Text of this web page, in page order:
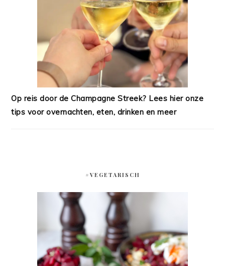
Op reis door de Champagne Streek? Lees hier onze
tips voor overnachten, eten, drinken en meer
#VEGETARISCH